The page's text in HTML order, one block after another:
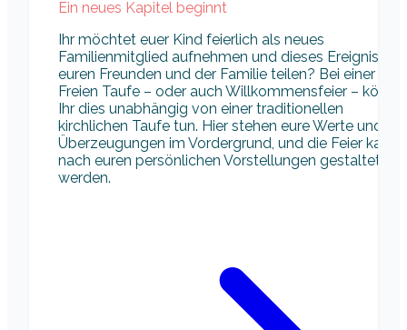
Ein neues Kapitel beginnt
Ihr möchtet euer Kind feierlich als neues
Familienmitglied aufnehmen und dieses Ereignis mit
euren Freunden und der Familie teilen? Bei einer
Freien Taufe – oder auch Willkommensfeier – könnt
Ihr dies unabhängig von einer traditionellen
kirchlichen Taufe tun. Hier stehen eure Werte und
Überzeugungen im Vordergrund, und die Feier kann
nach euren persönlichen Vorstellungen gestaltet
werden.